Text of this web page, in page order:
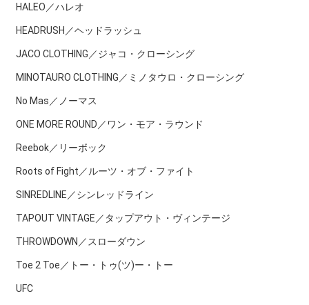
HALEO／ハレオ
HEADRUSH／ヘッドラッシュ
JACO CLOTHING／ジャコ・クローシング
MINOTAURO CLOTHING／ミノタウロ・クローシング
No Mas／ノーマス
ONE MORE ROUND／ワン・モア・ラウンド
Reebok／リーボック
Roots of Fight／ルーツ・オブ・ファイト
SINREDLINE／シンレッドライン
TAPOUT VINTAGE／タップアウト・ヴィンテージ
THROWDOWN／スローダウン
Toe 2 Toe／トー・トゥ(ツ)ー・トー
UFC